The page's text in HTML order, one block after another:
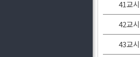
41교시
42교시
43교시